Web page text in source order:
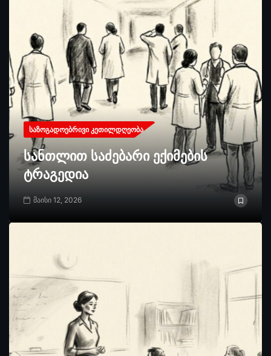
ᲡᲐᲖᲝᲒᲐᲓᲝᲔᲑᲠᲘᲕᲘ ᲙᲔᲗᲘᲚᲓᲦᲔᲝᲑᲐ
სანთლით საძებარი ექიმების
ტრაგედია
მაისი 12, 2026